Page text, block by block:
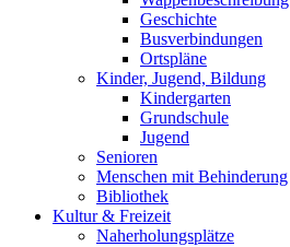
Geschichte
Busverbindungen
Ortspläne
Kinder, Jugend, Bildung
Kindergarten
Grundschule
Jugend
Senioren
Menschen mit Behinderung
Bibliothek
Kultur & Freizeit
Naherholungsplätze